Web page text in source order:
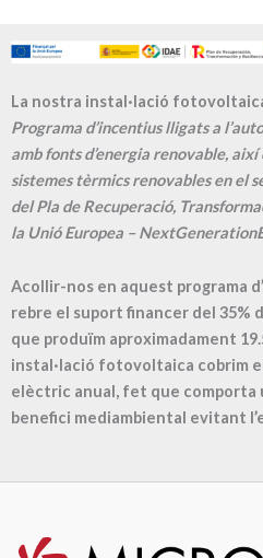
La nostra instal·lació
Programa d’incentius lligats a
amb fonts d’energia renovable,
sistemes tèrmics renovables en el
del Pla de Recuperació,
la Unió Europea –
Acollir-nos en aquest programa
rebre el suport financer del 35%
que produïm aproximadament
instal·lació fotovoltaica cobrim
elèctric anual, fet que comporta
benefici mediambiental evitant